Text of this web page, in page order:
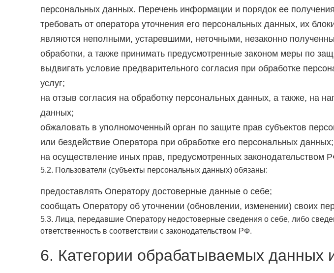
персональных данных. Перечень информации и порядок ее
требовать от оператора уточнения его персональных данных, их
являются неполными, устаревшими, неточными, незаконно
обработки, а также принимать предусмотренные законом меры по
выдвигать условие предварительного согласия при обработке
услуг;
на отзыв согласия на обработку персональных данных, а также, на
данных;
обжаловать в уполномоченный орган по защите прав субъектов
или бездействие Оператора при обработке его персональных данных;
на осуществление иных прав, предусмотренных законодательством
5.2. Пользователи (субъекты персональных данных) обязаны:
предоставлять Оператору достоверные данные о себе;
сообщать Оператору об уточнении (обновлении, изменении) своих
5.3. Лица, передавшие Оператору недостоверные сведения о себе, либо
ответственность в соответствии с законодательством РФ.
6. Категории обрабатываемых данных